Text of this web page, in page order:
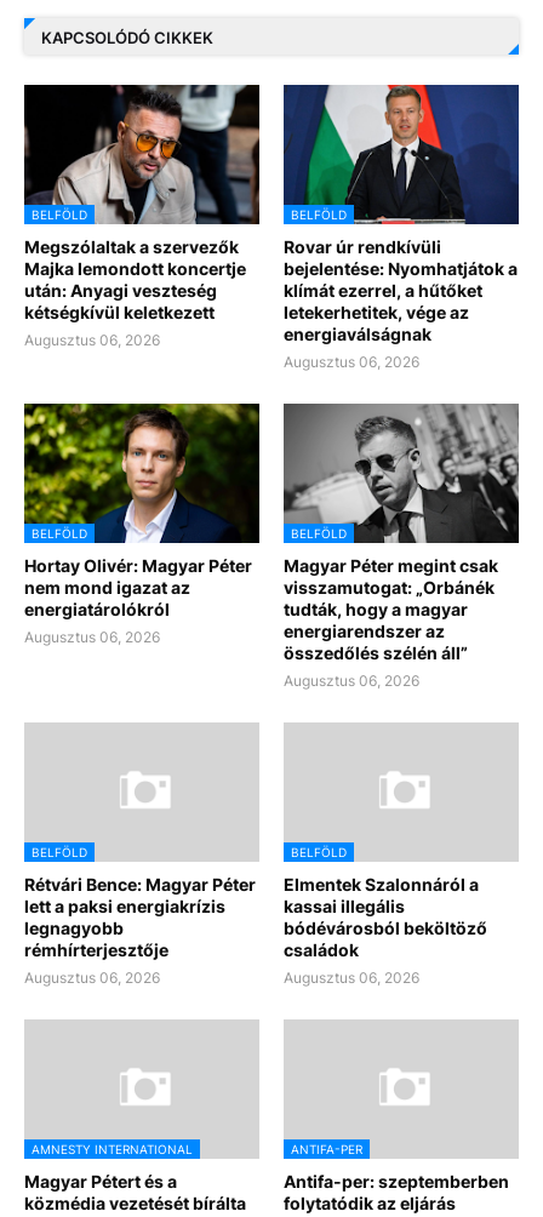
KAPCSOLÓDÓ CIKKEK
BELFÖLD
Megszólaltak a szervezők
Majka lemondott koncertje
után: Anyagi veszteség
kétségkívül keletkezett
Augusztus 06, 2026
BELFÖLD
Rovar úr rendkívüli
bejelentése: Nyomhatjátok a
klímát ezerrel, a hűtőket
letekerhetitek, vége az
energiaválságnak
Augusztus 06, 2026
BELFÖLD
Hortay Olivér: Magyar Péter
nem mond igazat az
energiatárolókról
Augusztus 06, 2026
BELFÖLD
Magyar Péter megint csak
visszamutogat: „Orbánék
tudták, hogy a magyar
energiarendszer az
összedőlés szélén áll”
Augusztus 06, 2026
BELFÖLD
Rétvári Bence: Magyar Péter
lett a paksi energiakrízis
legnagyobb
rémhírterjesztője
Augusztus 06, 2026
BELFÖLD
Elmentek Szalonnáról a
kassai illegális
bódévárosból beköltöző
családok
Augusztus 06, 2026
AMNESTY INTERNATIONAL
Magyar Pétert és a
közmédia vezetését bírálta
ANTIFA-PER
Antifa-per: szeptemberben
folytatódik az eljárás